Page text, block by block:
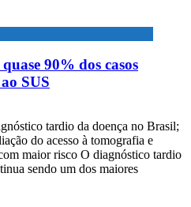
90% dos casos
SUS
tardio da doença no Brasil;
do acesso à tomografia e
maior risco O diagnóstico tardio
sendo um dos maiores